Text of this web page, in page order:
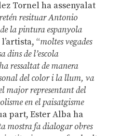
Tornel ha assenyalat
resituar Antonio
la pintura espanyola
“moltes vegades
dins de l’escola
ressaltat de manera
del color i la llum, va
major representant del
en el paisatgisme
part, Ester Alba ha
mostra fa dialogar obres